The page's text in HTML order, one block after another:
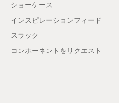
ショーケース
インスピレーションフィード
スラック
コンポーネントをリクエスト
する